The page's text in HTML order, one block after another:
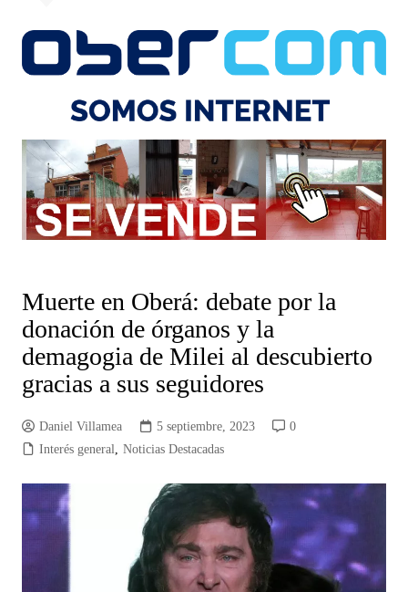
Muerte en Oberá: debate por la
donación de órganos y la
demagogia de Milei al descubierto
gracias a sus seguidores
Daniel Villamea 5 septiembre, 2023
0
Interés general, Noticias Destacadas